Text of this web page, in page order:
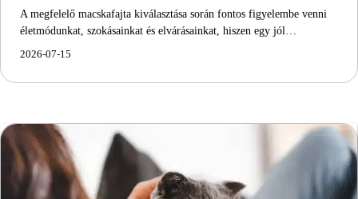
A megfelelő macskafajta kiválasztása során fontos figyelembe venni
életmódunkat, szokásainkat és elvárásainkat, hiszen egy jól…
2026-07-15